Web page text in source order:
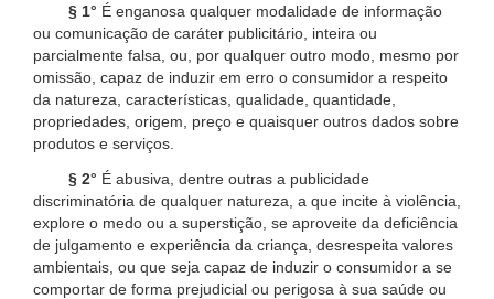
§ 1° É enganosa qualquer modalidade de informação
ou comunicação de caráter publicitário, inteira ou
parcialmente falsa, ou, por qualquer outro modo, mesmo por
omissão, capaz de induzir em erro o consumidor a respeito
da natureza, características, qualidade, quantidade,
propriedades, origem, preço e quaisquer outros dados sobre
produtos e serviços.
§ 2° É abusiva, dentre outras a publicidade
discriminatória de qualquer natureza, a que incite à violência,
explore o medo ou a superstição, se aproveite da deficiência
de julgamento e experiência da criança, desrespeita valores
ambientais, ou que seja capaz de induzir o consumidor a se
comportar de forma prejudicial ou perigosa à sua saúde ou